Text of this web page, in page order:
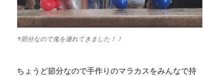
↑節分なので鬼を連れてきました！！
ちょうど節分なので手作りのマラカスをみんなで持